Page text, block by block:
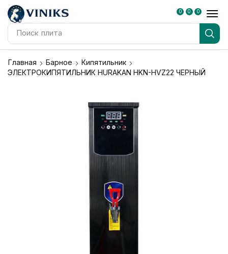
Поиск плита
0 0 0
Главная Барное
Кипятильник
ЭЛЕКТРОКИПЯТИЛЬНИК HURAKAN HKN-HVZ22 ЧЕРНЫЙ